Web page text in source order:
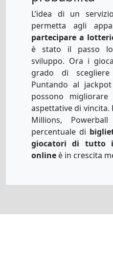
L’idea di un
permetta agli
partecipare a
è stato il passo
sviluppo. Ora i
grado di
Puntando al
possono
aspettative di vincita.
Millions,
percentuale di
giocatori di tutto
online è in crescita